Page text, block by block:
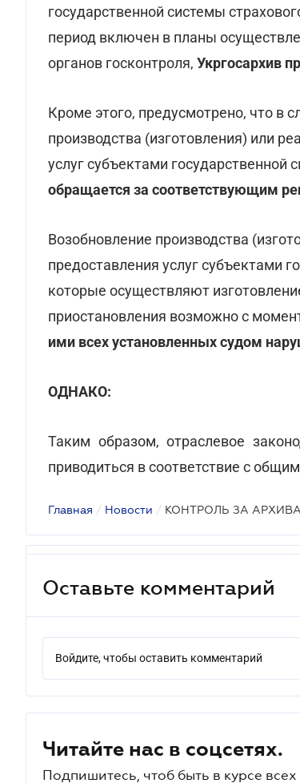
государственной системы
период включен в планы
органов госконтроля, Укргосархив
Кроме этого, предусмотрено, что в
производства (изготовления) или
услуг субъектами государственной
обращается за соответствующим
Возобновление производства
предоставления услуг субъектами
которые осуществляют
приостановления возможно с
ими всех установленных судом
ОДНАКО:
Таким образом, отраслевое
приводиться в соответствие с
Главная / Новости / КОНТРОЛЬ ЗА
Оставьте комментарий
Войдите, чтобы оставить комментарий
Читайте нас в соцсетях.
Подпишитесь, чтоб быть в курсе